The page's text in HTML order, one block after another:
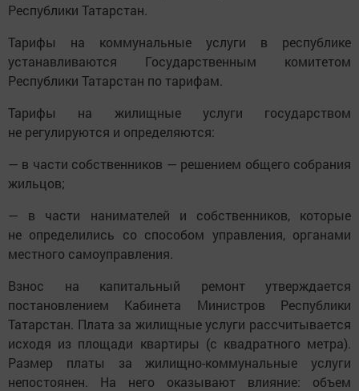
Республики Татарстан.
Тарифы на коммунальные услуги в республике
устанавливаются Государственным комитетом
Республики Татарстан по тарифам.
Тарифы на жилищные услуги государством
не регулируются и определяются:
— в части собственников — решением общего собрания
жильцов;
— в части нанимателей и собственников, которые
не определились со способом управления, органами
местного самоуправления.
Взнос на капитальный ремонт утверждается
постановлением Кабинета Министров Республики
Татарстан. Плата за жилищные услуги рассчитывается
исходя из площади квартиры (с квадратного метра).
Размер платы за жилищно-коммунальные услуги
непостоянен. На него оказывают влияние: объем